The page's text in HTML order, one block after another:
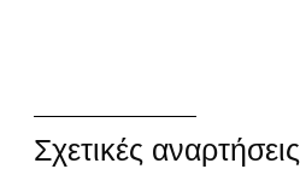
Σχετικές αναρτήσεις